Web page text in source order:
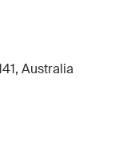
Australia